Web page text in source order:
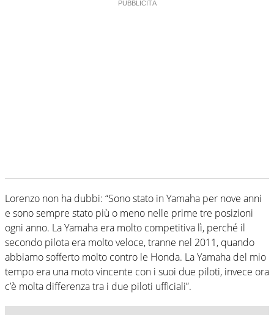
Lorenzo non ha dubbi: “Sono stato in Yamaha per nove anni
e sono sempre stato più o meno nelle prime tre posizioni
ogni anno. La Yamaha era molto competitiva lì, perché il
secondo pilota era molto veloce, tranne nel 2011, quando
abbiamo sofferto molto contro le Honda. La Yamaha del mio
tempo era una moto vincente con i suoi due piloti, invece ora
c’è molta differenza tra i due piloti ufficiali”.